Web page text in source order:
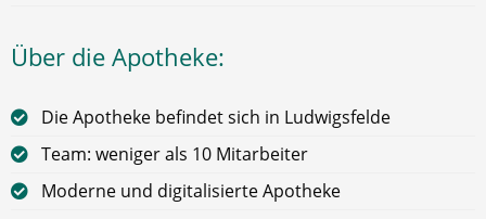
Über die Apotheke:
Die Apotheke befindet sich in Ludwigsfelde
Team: weniger als 10 Mitarbeiter
Moderne und digitalisierte Apotheke